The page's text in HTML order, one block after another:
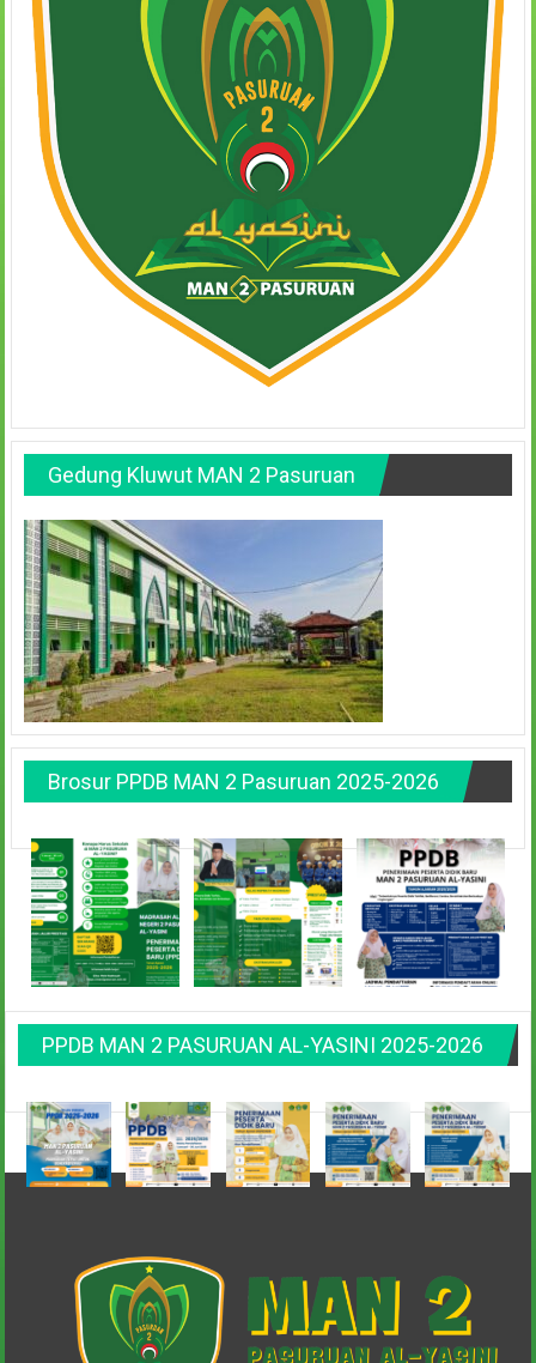
Gedung Kluwut MAN 2 Pasuruan
Brosur PPDB MAN 2 Pasuruan 2025-2026
PPDB MAN 2 PASURUAN AL-YASINI 2025-2026